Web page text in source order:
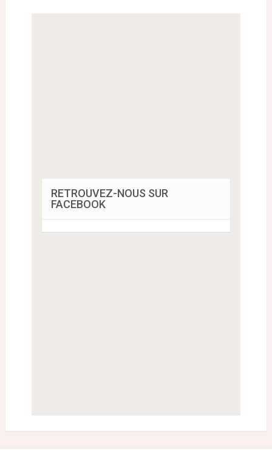
RETROUVEZ-NOUS SUR
FACEBOOK